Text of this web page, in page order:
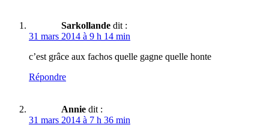
Sarkollande dit :
31 mars 2014 à 9 h 14 min
c’est grâce aux fachos quelle gagne quelle honte
Répondre
Annie dit :
31 mars 2014 à 7 h 36 min